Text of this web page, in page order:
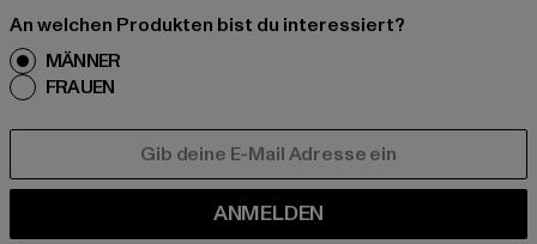
An welchen Produkten bist du interessiert?
MÄNNER
FRAUEN
ANMELDEN